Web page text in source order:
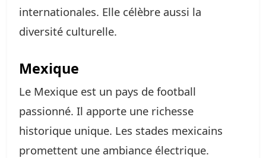
internationales. Elle célèbre aussi la
diversité culturelle.
Mexique
Le Mexique est un pays de football
passionné. Il apporte une richesse
historique unique. Les stades mexicains
promettent une ambiance électrique.